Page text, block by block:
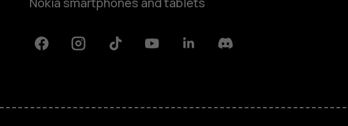
FacebookInstagramTiktok YoutubeLinkedinDiscord